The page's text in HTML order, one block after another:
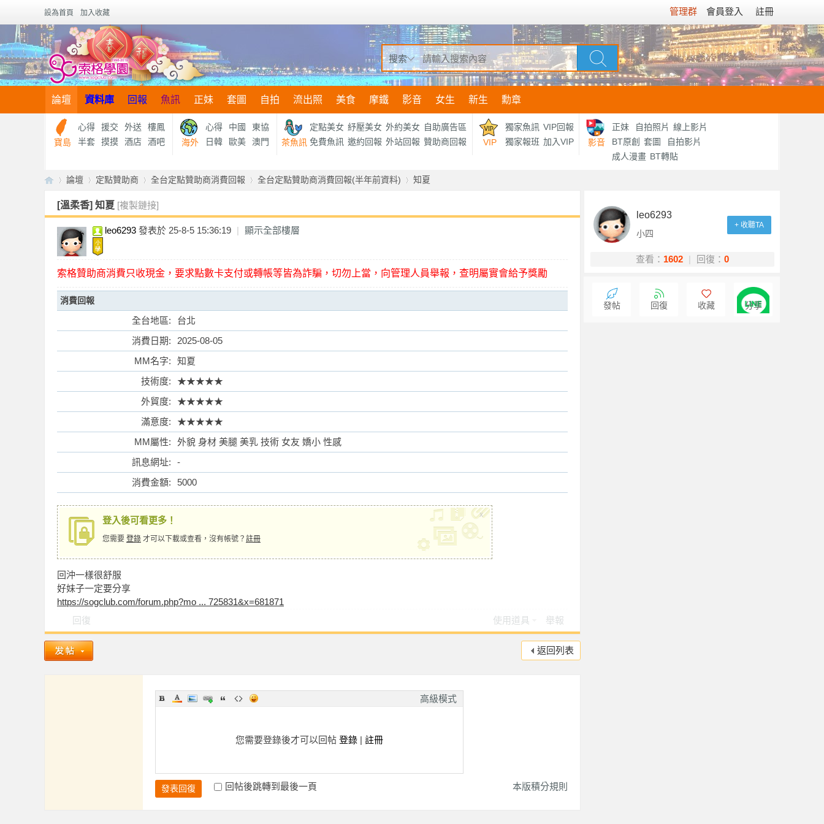
管理群 會員登入 註冊
設為首頁 加入收藏
搜索
論壇 資料庫 回報 魚訊 正妹 套圖 自拍 流出照 美食 摩鐵 影音 女生 新生 勳章
寶島
心得 援交 外送
樓鳳
半套
摸摸 酒店 酒吧 海外
心得 中國
東協
日韓
歐美 澳門 茶魚訊
定點美女 紓壓美女 外約美女 自助廣告區
免費魚訊 邀約回報 外站回報 贊助商回報 VIP
獨家魚訊 VIP回報
獨家報班 加入VIP 影音
正妹 自拍照片 線上影片
BT原創
套圖
自拍影片
成人漫畫 BT轉貼
論壇
›
定點贊助商
›
全台定點贊助商消費回報
›
全台定點贊助商消費回報(半年前資料) 知夏
[溫柔香] 知夏 [複製鏈接]
leo6293 發表於 25-8-5 15:36:19 | 顯示全部樓層
索格贊助商消費只收現金，要求點數卡支付或轉帳等皆為詐騙，切勿上當，向管理人員舉報，查明屬實會給予獎勵
消費回報
全台地區:
台北
消費日期:
2025-08-05
MM名字:
知夏
技術度:
★★★★★
外貿度:
★★★★★
滿意度:
★★★★★
MM屬性:
外貌 身材 美腿 美乳 技術 女友 嬌小 性感
訊息網址:
-
消費金額:
5000
登入後可看更多！
您需要 登錄 才可以下載或查看，沒有帳號？ 註冊
x
回沖一樣很舒服
好妹子一定要分享
https://sogclub.com/forum.php?mo ... 725831&x=681871
回復
使用道具 舉報
返回列表
高級模式
您需要登錄後才可以回帖 登錄 | 註冊
本版積分規則
發表回復 回帖後跳轉到最後一頁
leo6293
小四
+ 收聽TA
查看： 1602 | 回復： 0
發帖 回復 收藏 分享